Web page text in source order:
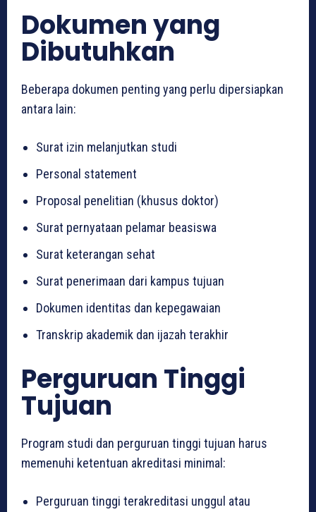
Dokumen yang
Dibutuhkan
Beberapa dokumen penting yang perlu dipersiapkan
antara lain:
Surat izin melanjutkan studi
Personal statement
Proposal penelitian (khusus doktor)
Surat pernyataan pelamar beasiswa
Surat keterangan sehat
Surat penerimaan dari kampus tujuan
Dokumen identitas dan kepegawaian
Transkrip akademik dan ijazah terakhir
Perguruan Tinggi
Tujuan
Program studi dan perguruan tinggi tujuan harus
memenuhi ketentuan akreditasi minimal:
Perguruan tinggi terakreditasi unggul atau